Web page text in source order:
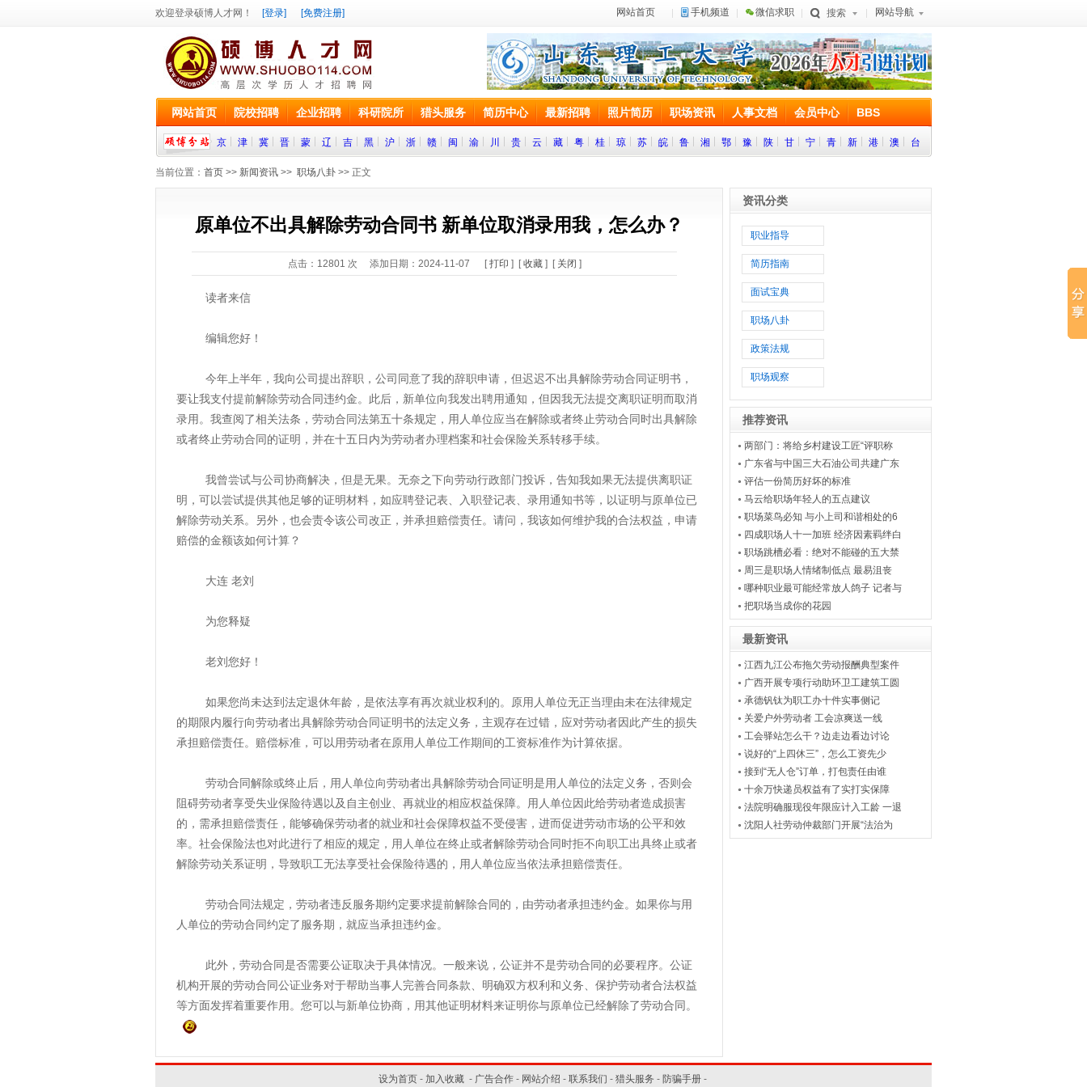
欢迎登录硕博人才网！ [登录] [免费注册] 网站导航
搜索
微信求职
手机频道
网站首页
网站首页 院校招聘 企业招聘 科研院所 猎头服务 简历中心 最新招聘 照片简历 职场资讯 人事文档 会员中心 BBS
京 津 冀 晋 蒙 辽 吉 黑 沪 浙 赣 闽 渝 川 贵 云 藏 粤 桂 琼 苏 皖 鲁 湘 鄂 豫 陕 甘 宁 青 新 港 澳 台
当前位置： 首页 >> 新闻资讯 >> 职场八卦 >> 正文
原单位不出具解除劳动合同书 新单位取消录用我，怎么办？
点击： 12801 次 添加日期：2024-11-07 [打印 ] [收藏] [ 关闭 ]
读者来信
编辑您好！
今年上半年，我向公司提出辞职，公司同意了我的辞职申请，但迟迟不出具解除劳动合同证明书，
要让我支付提前解除劳动合同违约金。此后，新单位向我发出聘用通知，但因我无法提交离职证明而取消
录用。我查阅了相关法条，劳动合同法第五十条规定，用人单位应当在解除或者终止劳动合同时出具解除
或者终止劳动合同的证明，并在十五日内为劳动者办理档案和社会保险关系转移手续。
我曾尝试与公司协商解决，但是无果。无奈之下向劳动行政部门投诉，告知我如果无法提供离职证
明，可以尝试提供其他足够的证明材料，如应聘登记表、入职登记表、录用通知书等，以证明与原单位已
解除劳动关系。另外，也会责令该公司改正，并承担赔偿责任。请问，我该如何维护我的合法权益，申请
赔偿的金额该如何计算？
大连 老刘
为您释疑
老刘您好！
如果您尚未达到法定退休年龄，是依法享有再次就业权利的。原用人单位无正当理由未在法律规定
的期限内履行向劳动者出具解除劳动合同证明书的法定义务，主观存在过错，应对劳动者因此产生的损失
承担赔偿责任。赔偿标准，可以用劳动者在原用人单位工作期间的工资标准作为计算依据。
劳动合同解除或终止后，用人单位向劳动者出具解除劳动合同证明是用人单位的法定义务，否则会
阻碍劳动者享受失业保险待遇以及自主创业、再就业的相应权益保障。用人单位因此给劳动者造成损害
的，需承担赔偿责任，能够确保劳动者的就业和社会保障权益不受侵害，进而促进劳动市场的公平和效
率。社会保险法也对此进行了相应的规定，用人单位在终止或者解除劳动合同时拒不向职工出具终止或者
解除劳动关系证明，导致职工无法享受社会保险待遇的，用人单位应当依法承担赔偿责任。
劳动合同法规定，劳动者违反服务期约定要求提前解除合同的，由劳动者承担违约金。如果你与用
人单位的劳动合同约定了服务期，就应当承担违约金。
此外，劳动合同是否需要公证取决于具体情况。一般来说，公证并不是劳动合同的必要程序。公证
机构开展的劳动合同公证业务对于帮助当事人完善合同条款、明确双方权利和义务、保护劳动者合法权益
等方面发挥着重要作用。您可以与新单位协商，用其他证明材料来证明你与原单位已经解除了劳动合同。
资讯分类
职业指导
简历指南
面试宝典
职场八卦
政策法规
职场观察
推荐资讯
两部门：将给乡村建设工匠“评职称
广东省与中国三大石油公司共建广东
评估一份简历好坏的标准
马云给职场年轻人的五点建议
职场菜鸟必知 与小上司和谐相处的6
四成职场人十一加班 经济因素羁绊白
职场跳槽必看：绝对不能碰的五大禁
周三是职场人情绪制低点 最易沮丧
哪种职业最可能经常放人鸽子 记者与
把职场当成你的花园
最新资讯
江西九江公布拖欠劳动报酬典型案件
广西开展专项行动助环卫工建筑工圆
承德钒钛为职工办十件实事侧记
关爱户外劳动者 工会凉爽送一线
工会驿站怎么干？边走边看边讨论
说好的“上四休三”，怎么工资先少
接到“无人仓”订单，打包责任由谁
十余万快递员权益有了实打实保障
法院明确服现役年限应计入工龄 一退
沈阳人社劳动仲裁部门开展“法治为
设为首页- 加入收藏- 广告合作- 网站介绍 - 联系我们 - 猎头服务 - 防骗手册-